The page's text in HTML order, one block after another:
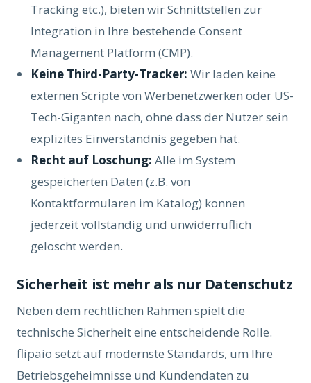
Tracking etc.), bieten wir Schnittstellen zur
Integration in Ihre bestehende Consent
Management Platform (CMP).
Keine Third-Party-Tracker: Wir laden keine
externen Scripte von Werbenetzwerken oder US-
Tech-Giganten nach, ohne dass der Nutzer sein
explizites Einverstandnis gegeben hat.
Recht auf Loschung: Alle im System
gespeicherten Daten (z.B. von
Kontaktformularen im Katalog) konnen
jederzeit vollstandig und unwiderruflich
geloscht werden.
Sicherheit ist mehr als nur Datenschutz
Neben dem rechtlichen Rahmen spielt die
technische Sicherheit eine entscheidende Rolle.
flipaio setzt auf modernste Standards, um Ihre
Betriebsgeheimnisse und Kundendaten zu